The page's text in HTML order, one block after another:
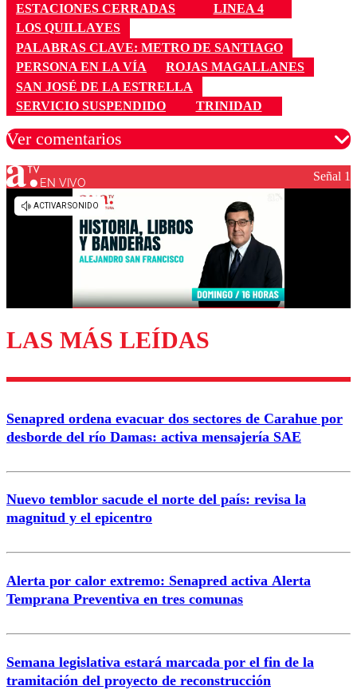
ESTACIONES CERRADAS
LINEA 4
LOS QUILLAYES
PALABRAS CLAVE: METRO DE SANTIAGO
PERSONA EN LA VÍA
ROJAS MAGALLANES
SAN JOSÉ DE LA ESTRELLA
SERVICIO SUSPENDIDO
TRINIDAD
Ver comentarios
Los comentarios son moderados para garantizar un
diálogo respetuoso.
Enviar comentario
EN VIVO Señal 1
LAS MÁS LEÍDAS
Senapred ordena evacuar dos sectores de Carahue por
desborde del río Damas: activa mensajería SAE
Nuevo temblor sacude el norte del país: revisa la
magnitud y el epicentro
Alerta por calor extremo: Senapred activa Alerta
Temprana Preventiva en tres comunas
Semana legislativa estará marcada por el fin de la
tramitación del proyecto de reconstrucción